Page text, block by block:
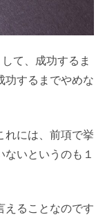
て、成功するま
功するまでやめな
れには、前項で挙
いというのも１
えることなのです